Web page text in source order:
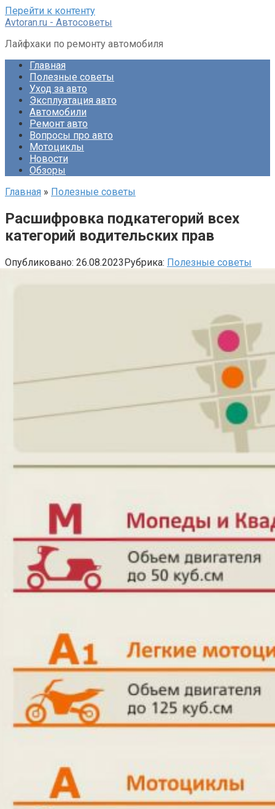
Перейти к контенту
Avtoran.ru - Автосоветы
Лайфхаки по ремонту автомобиля
Главная
Полезные советы
Уход за авто
Эксплуатация авто
Автомобили
Ремонт авто
Вопросы про авто
Мотоциклы
Новости
Обзоры
Главная » Полезные советы
Расшифровка подкатегорий всех
категорий водительских прав
Опубликовано: 26.08.2023Рубрика: Полезные советы